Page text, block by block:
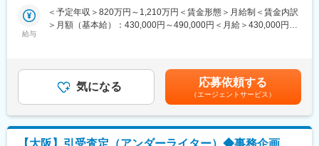
■ポジションの魅力
・社内公募制度：営業だけでなく企画・商品開発・デジタル（AI
に年収アップを目指したい方にフィットします。
・資産形成需要の高まりにより、変額・外貨建の商品力を持つ当
社は市場と事業の成長が期待できる領域でキャリアを築けます。
・働きやすさへの取り組みは外部からも評価され、Top Employer
Japan に認定されています。
一方で、サードパーティーを含めたリスク管理の重要性が増す
中、サプライチェーン全体でのオペレーショナルリスク管理体制
・当社およびグループ会社におけるオペレーショナル・リスク管
理に関わる業務全般
（事務・業務プロセスのリスク統制およびモニタリング評価、
評価
給与
＜予定年収＞820万円～1,210万円＜賃金形態＞月給制＜賃金内訳
＞月額（基本給）：430,000円～490,000円＜月給＞430,000円～
気になる 応募依頼する
（エージェントサービス）
【大阪】引受査定（アンダーライター）◆事務企画